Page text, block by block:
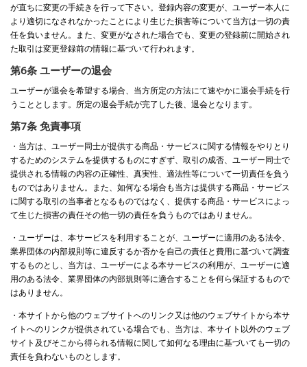
が直ちに変更の手続きを行って下さい。登録内容の変更が、ユーザー本人に
より適切になされなかったことにより生じた損害等について当方は一切の責
任を負いません。また、変更がなされた場合でも、変更の登録前に開始され
た取引は変更登録前の情報に基づいて行われます。
第6条 ユーザーの退会
ユーザーが退会を希望する場合、当方所定の方法にて速やかに退会手続を行
うこととします。所定の退会手続が完了した後、退会となります。
第7条 免責事項
・当方は、ユーザー同士が提供する商品・サービスに関する情報をやりとり
するためのシステムを提供するものにすぎず、取引の成否、ユーザー同士で
提供される情報の内容の正確性、真実性、適法性等について一切責任を負う
ものではありません。また、如何なる場合も当方は提供する商品・サービス
に関する取引の当事者となるものではなく、提供する商品・サービスによっ
て生じた損害の責任その他一切の責任を負うものではありません。
・ユーザーは、本サービスを利用することが、ユーザーに適用のある法令、
業界団体の内部規則等に違反するか否かを自己の責任と費用に基づいて調査
するものとし、当方は、ユーザーによる本サービスの利用が、ユーザーに適
用のある法令、業界団体の内部規則等に適合することを何ら保証するもので
はありません。
・本サイトから他のウェブサイトへのリンク又は他のウェブサイトから本サ
イトへのリンクが提供されている場合でも、当方は、本サイト以外のウェブ
サイト及びそこから得られる情報に関して如何なる理由に基づいても一切の
責任を負わないものとします。